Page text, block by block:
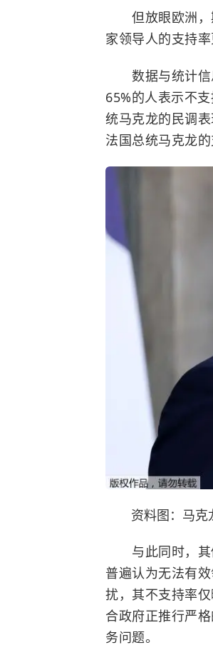
但放眼欧洲，
家领导人的支持率
数据与统计信
65%的人表示不
统马克龙的民调
法国总统马克龙
资料图：马克
与此同时，其
普遍认为无法有
扰，其不支持率
合政府正推行严
务问题。